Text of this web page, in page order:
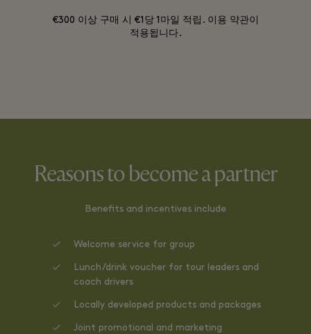
€300 이상 구매 시 €1당 1마일 적립. 이용 약관이
적용됩니다.
Reasons to become a partner
Benefits and incentives include
Welcome service for group
Lunch/drink voucher for tour leaders and
coach drivers
Locally developed products and packages
Joint promotional and marketing